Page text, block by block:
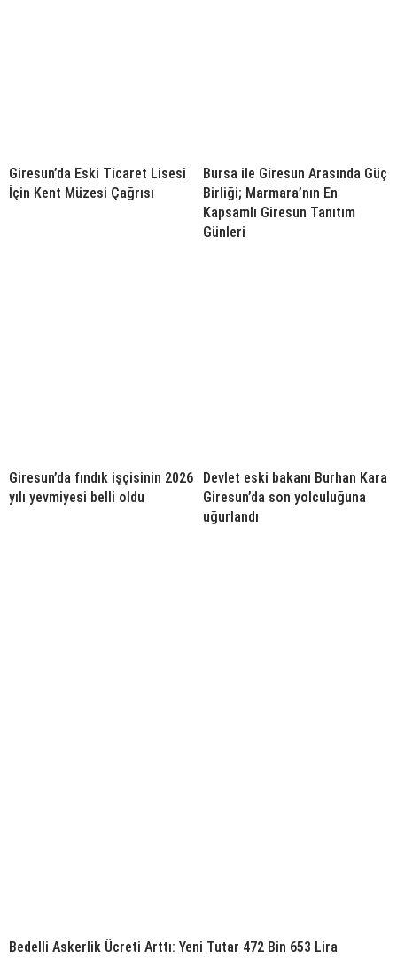
Giresun’da Eski Ticaret Lisesi
İçin Kent Müzesi Çağrısı
Bursa ile Giresun Arasında Güç
Birliği; Marmara’nın En
Kapsamlı Giresun Tanıtım
Günleri
Giresun’da fındık işçisinin 2026
yılı yevmiyesi belli oldu
Devlet eski bakanı Burhan Kara
Giresun’da son yolculuğuna
uğurlandı
Bedelli Askerlik Ücreti Arttı: Yeni Tutar 472 Bin 653 Lira